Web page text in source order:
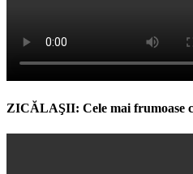
ZICĂLAŞII: Cele mai frumoase